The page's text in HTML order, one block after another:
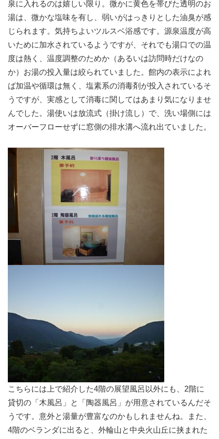
泉に入れるのは嬉しい限り。微かに黄色を帯びた透明のお
湯は、微かな塩味を有し、弱いがはっきりとした油臭が感
じられます。気持ちよいツルスベ浴感です。源泉温度が高
いために加水されているようですが、それでも湯口での温
度は熱く、温度調整のためか（あるいは訪問時だけなの
か）お湯の投入量は絞られていました。館内の表示によれ
ば加温や循環は無く、塩素系の消毒剤が投入されているそ
うですが、実感として消毒に関してはあまり気になりませ
んでした。湯使いは放流式（掛け流し）で、洗い場側には
オーバーフローせずに窓側の排水溝へ流れ出ていました。
こちらには上で紹介した4階の展望風呂以外にも、2階に
貸切の「木風呂」と「陶器風呂」が用意されているんだそ
うです。意外と湯量が豊富なのかもしれませんね。また、
4階のベランダに出ると、外輪山と中央火山丘に挟まれた